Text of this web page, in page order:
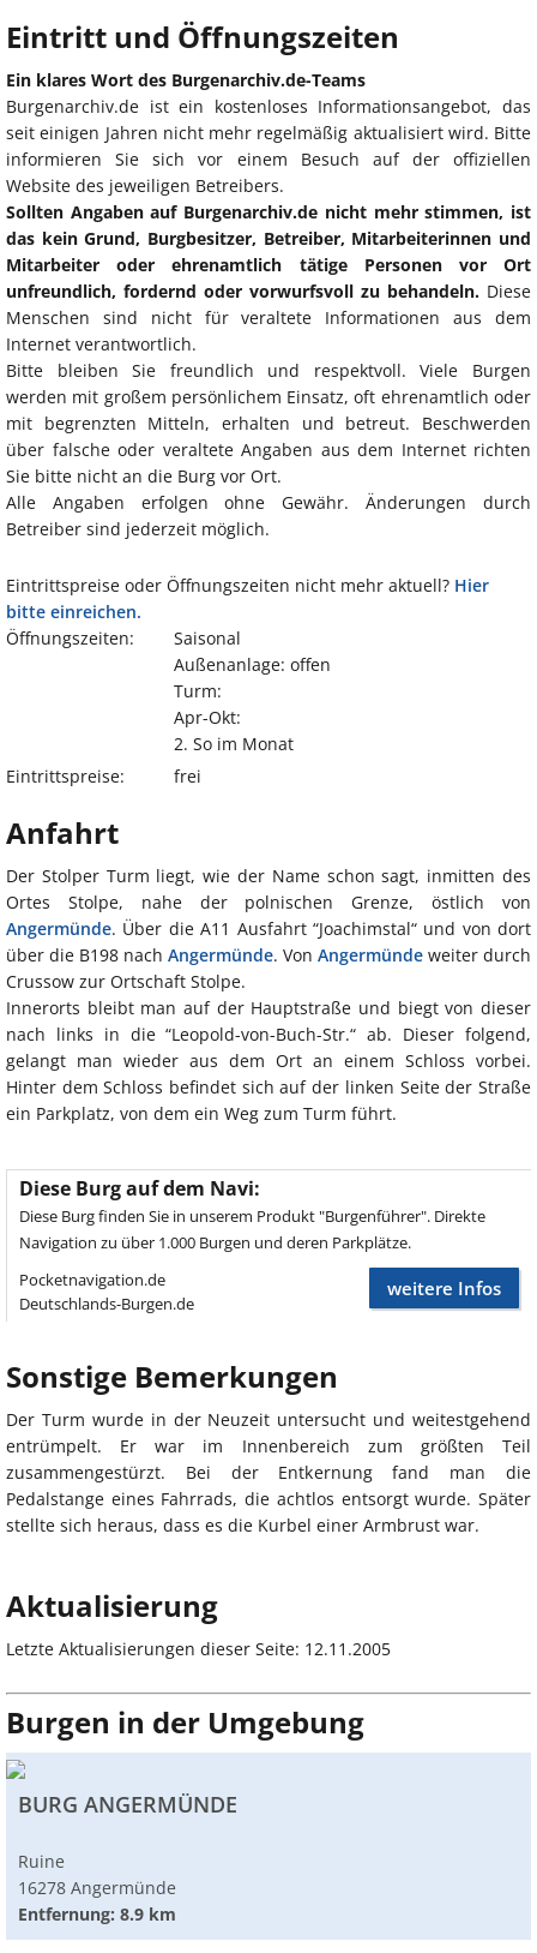
Eintritt und Öffnungszeiten
Ein klares Wort des Burgenarchiv.de-Teams
Burgenarchiv.de ist ein kostenloses Informationsangebot, das
seit einigen Jahren nicht mehr regelmäßig aktualisiert wird. Bitte
informieren Sie sich vor einem Besuch auf der offiziellen
Website des jeweiligen Betreibers.
Sollten Angaben auf Burgenarchiv.de nicht mehr stimmen, ist
das kein Grund, Burgbesitzer, Betreiber, Mitarbeiterinnen und
Mitarbeiter oder ehrenamtlich tätige Personen vor Ort
unfreundlich, fordernd oder vorwurfsvoll zu behandeln. Diese
Menschen sind nicht für veraltete Informationen aus dem
Internet verantwortlich.
Bitte bleiben Sie freundlich und respektvoll. Viele Burgen
werden mit großem persönlichem Einsatz, oft ehrenamtlich oder
mit begrenzten Mitteln, erhalten und betreut. Beschwerden
über falsche oder veraltete Angaben aus dem Internet richten
Sie bitte nicht an die Burg vor Ort.
Alle Angaben erfolgen ohne Gewähr. Änderungen durch
Betreiber sind jederzeit möglich.
Eintrittspreise oder Öffnungszeiten nicht mehr aktuell? Hier
bitte einreichen.
Öffnungszeiten:
Saisonal
Außenanlage: offen
Turm:
Apr-Okt:
2. So im Monat
Eintrittspreise:
frei
Anfahrt
Der Stolper Turm liegt, wie der Name schon sagt, inmitten des
Ortes Stolpe, nahe der polnischen Grenze, östlich von
Angermünde. Über die A11 Ausfahrt “Joachimstal“ und von dort
über die B198 nach Angermünde. Von Angermünde weiter durch
Crussow zur Ortschaft Stolpe.
Innerorts bleibt man auf der Hauptstraße und biegt von dieser
nach links in die “Leopold-von-Buch-Str.“ ab. Dieser folgend,
gelangt man wieder aus dem Ort an einem Schloss vorbei.
Hinter dem Schloss befindet sich auf der linken Seite der Straße
ein Parkplatz, von dem ein Weg zum Turm führt.
Diese Burg auf dem Navi:
Diese Burg finden Sie in unserem Produkt "Burgenführer". Direkte
Navigation zu über 1.000 Burgen und deren Parkplätze.
Pocketnavigation.de
Deutschlands-Burgen.de
weitere Infos
Sonstige Bemerkungen
Der Turm wurde in der Neuzeit untersucht und weitestgehend
entrümpelt. Er war im Innenbereich zum größten Teil
zusammengestürzt. Bei der Entkernung fand man die
Pedalstange eines Fahrrads, die achtlos entsorgt wurde. Später
stellte sich heraus, dass es die Kurbel einer Armbrust war.
Aktualisierung
Letzte Aktualisierungen dieser Seite: 12.11.2005
Burgen in der Umgebung
BURG ANGERMÜNDE
Ruine
16278 Angermünde
Entfernung: 8.9 km